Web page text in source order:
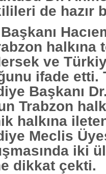
de hazır
halkına
ve
ifade etti.
Başkanı
Trabzon
halkına
Meclis
iki
dikkat çekti.